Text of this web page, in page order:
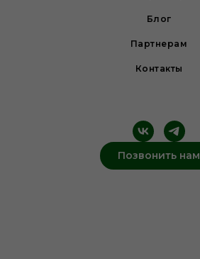
Блог
Партнерам
Контакты
Позвонить нам